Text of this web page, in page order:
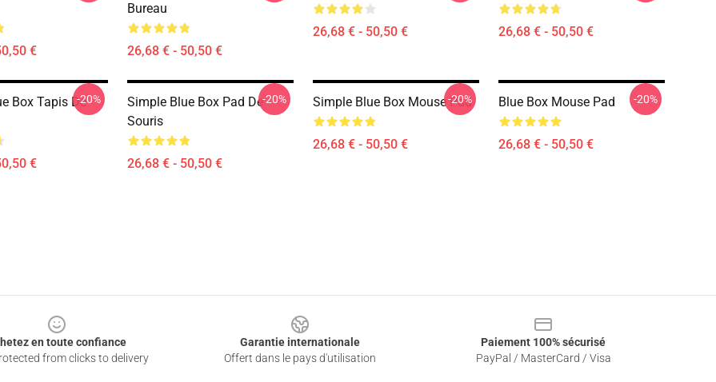
€
Bureau
26,68 € - 50,50 €
26,68 € - 50,50 € 26,68 € - 50,50 €
Box Tapis De
€
-20%
Simple Blue Box Pad De
Souris
26,68 € - 50,50 €
-20% Simple Blue Box Mouse Pad
26,68 € - 50,50 €
-20% Blue Box Mouse Pad
26,68 € - 50,50 €
-20%
en toute confiance
from clicks to delivery
Garantie internationale
Offert dans le pays d'utilisation
Paiement 100% sécurisé
PayPal / MasterCard / Visa